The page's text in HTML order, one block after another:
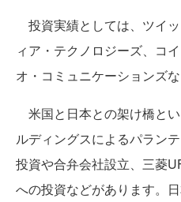
投資実績としては、ツイ
ィア・テクノロジーズ、コ
オ・コミュニケーションズな
米国と日本との架け橋と
ルディングスによるパラン
投資や合弁会社設立、三菱
への投資などがあります。